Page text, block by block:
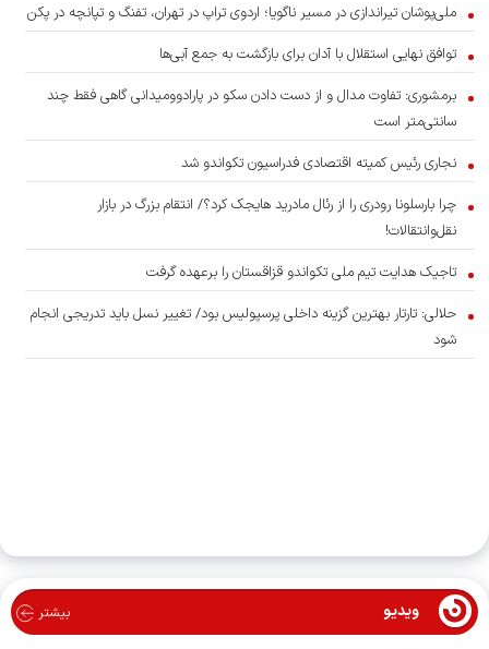
ملی‌پوشان تیراندازی در مسیر ناگویا؛ اردوی تراپ در تهران، تفنگ و تپانچه در پکن
توافق نهایی استقلال با آدان برای بازگشت به جمع آبی‌ها
برمشوری: تفاوت مدال و از دست دادن سکو در پارادوومیدانی گاهی فقط چند
سانتی‌متر است
نجاری رئیس کمیته اقتصادی فدراسیون تکواندو شد
چرا بارسلونا رودری را از رئال مادرید هایجک کرد؟/ انتقام بزرگ در بازار
نقل‌وانتقالات!
تاجیک هدایت تیم ملی تکواندو قزاقستان را برعهده گرفت
حلالی: تارتار بهترین گزینه داخلی پرسپولیس بود/ تغییر نسل باید تدریجی انجام
شود
ویدیو بیشتر